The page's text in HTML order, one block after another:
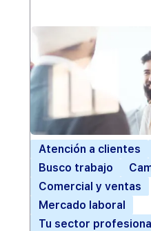
Atención a clientes
Busco trabajo
Comercial y ventas
Mercado laboral
Tu sector